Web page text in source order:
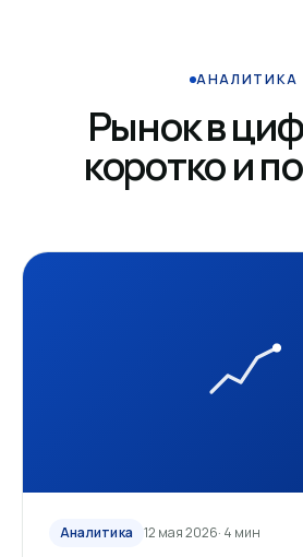
АНАЛИТИКА
Рынок в
коротко и
Аналитика 12 мая 2026· 4 мин